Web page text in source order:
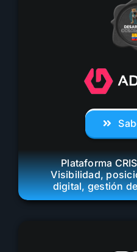
Plataforma
Visibilidad,
digital, gestión